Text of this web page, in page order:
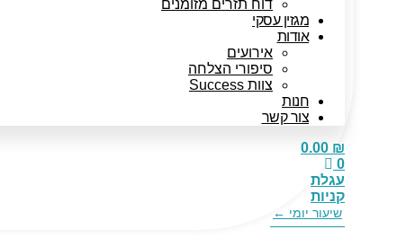
דוח תזרים מזומנים
מגזין עסקי
אודות
אירועים
סיפורי הצלחה
צוות Success
חנות
צור קשר
0.00 ₪
0
עגלת
קניות
שיעור יומי ←